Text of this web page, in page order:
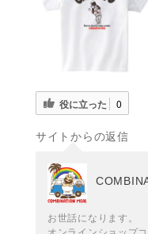
役に立った 0
サイトからの返信
お世話になります。